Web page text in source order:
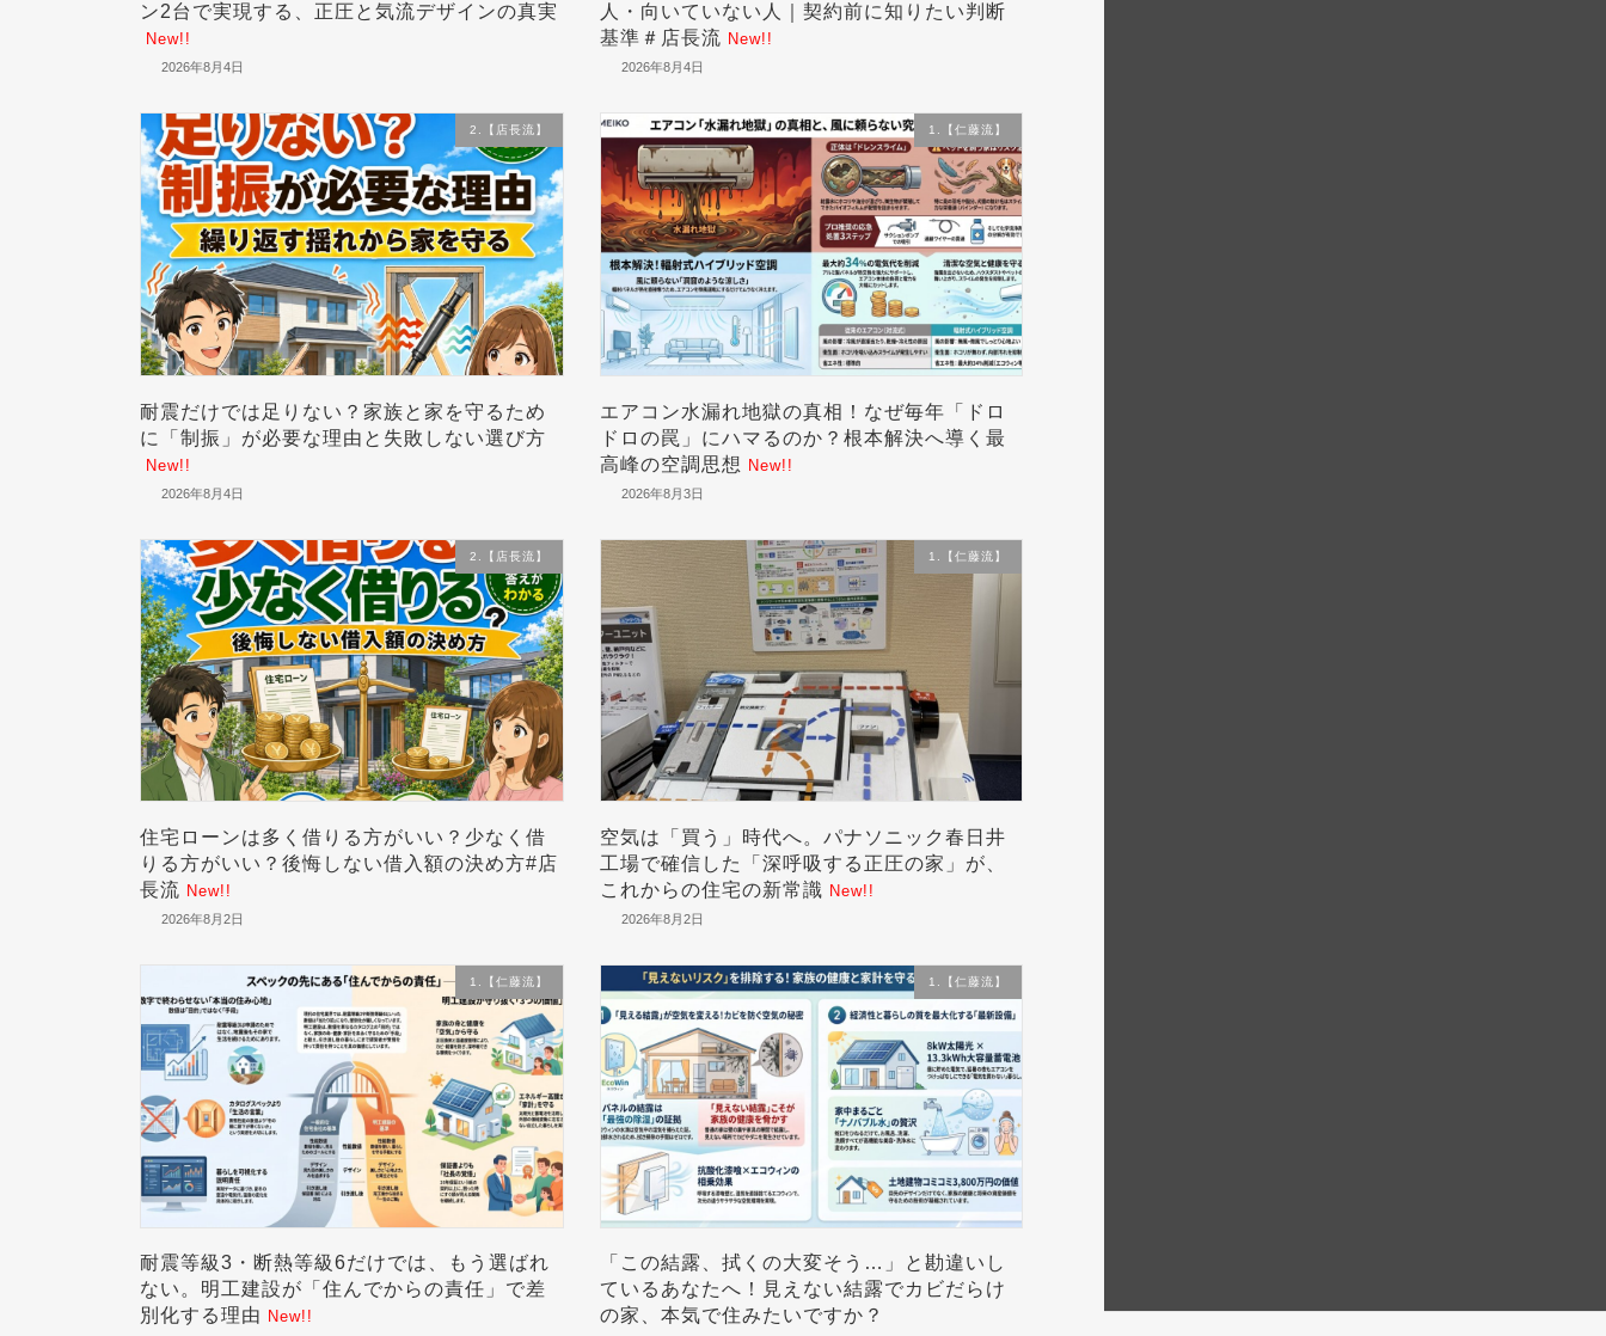
ン2台で実現する、正圧と気流デザインの真実
New!!
2026年8月4日
人・向いていない人｜契約前に知りたい判断
基準＃店長流 New!!
2026年8月4日
2.【店長流】
耐震だけでは足りない？家族と家を守るため
に「制振」が必要な理由と失敗しない選び方
New!!
2026年8月4日
1.【仁藤流】
エアコン水漏れ地獄の真相！なぜ毎年「ドロ
ドロの罠」にハマるのか？根本解決へ導く最
高峰の空調思想 New!!
2026年8月3日
2.【店長流】
住宅ローンは多く借りる方がいい？少なく借
りる方がいい？後悔しない借入額の決め方#店
長流 New!!
2026年8月2日
1.【仁藤流】
空気は「買う」時代へ。パナソニック春日井
工場で確信した「深呼吸する正圧の家」が、
これからの住宅の新常識 New!!
2026年8月2日
1.【仁藤流】
耐震等級3・断熱等級6だけでは、もう選ばれ
ない。明工建設が「住んでからの責任」で差
別化する理由 New!!
1.【仁藤流】
「この結露、拭くの大変そう…」と勘違いし
ているあなたへ！見えない結露でカビだらけ
の家、本気で住みたいですか？